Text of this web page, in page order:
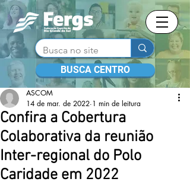
BUSCA CENTRO
Confira a Cobertura
Colaborativa da reunião
Inter-regional do Polo
Caridade em 2022
ASCOM
14 de mar. de 2022 1 min de leitura